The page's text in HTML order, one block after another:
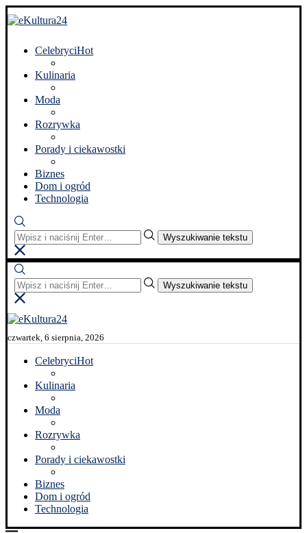
CelebryciHot
Kulinaria
Moda
Rozrywka
Porady i ciekawostki
Biznes
Dom i ogród
Technologia
Wyszukiwanie tekstu
Wyszukiwanie tekstu
czwartek, 6 sierpnia, 2026
CelebryciHot
Kulinaria
Moda
Rozrywka
Porady i ciekawostki
Biznes
Dom i ogród
Technologia